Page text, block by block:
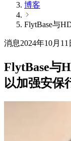
博客
FlytBase与
消息2024年10月11
FlytBase与
以加强安保